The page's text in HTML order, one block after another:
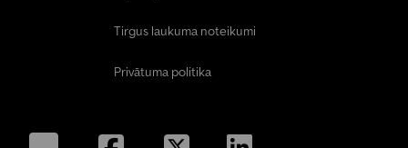
Tirgus laukuma noteikumi
Privātuma politika